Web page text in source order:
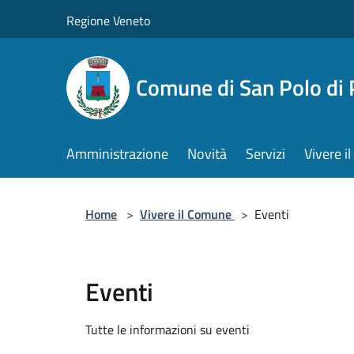
Regione Veneto
Comune di San Polo di
Amministrazione Novità Servizi Vivere
Home > Vivere il Comune > Eventi
Eventi
Tutte le informazioni su eventi